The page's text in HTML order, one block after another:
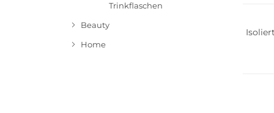
Trinkflaschen
Beauty
Home